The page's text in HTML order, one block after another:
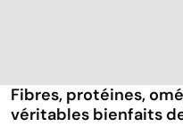
Fibres, protéines,
véritables bienfaits